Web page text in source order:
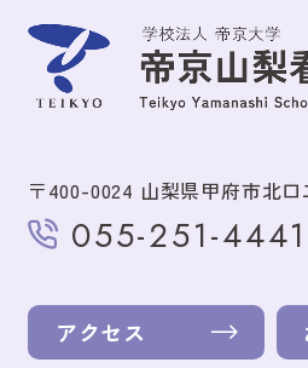
〒400-0024 山梨県甲府市北口
055-251-4441
アクセス